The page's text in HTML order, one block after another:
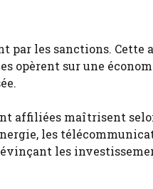
par les sanctions. Cette
opèrent sur une
affiliées maîtrisent
les
les